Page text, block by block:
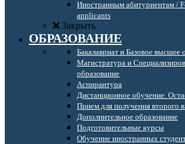
Иностранным абитуриентам /
applicants
Закрыть
ОБРАЗОВАНИЕ
Бакалавриат и Базовое высшее
Магистратура и
образование
Аспирантура
Дистанционное обучение.
Прием для получения второго
Дополнительное образование
Подготовительные курсы
Обучение иностранных